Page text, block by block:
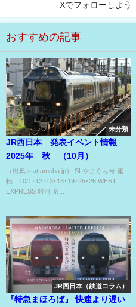
Xでフォローしよう
おすすめの記事
未分類
JR西日本 発表イベント情報
2025年 秋 （10月）
（出典 stat.ameba.jp） SLやまぐち号 運
転 10/1･12･13･18･19･25･26 WEST
EXPRESS 銀河 京...
JR西日本（鉄道コラム）
『特急まほろば』 快速より遅い